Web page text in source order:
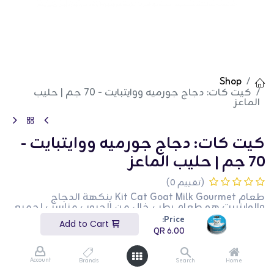
Price:
6.00
Home
Search
Brands
Account
Shop
كيت كات: دجاج جورميه ووايتبايت - 70 جم | حليب
الماعز
كيت كات: دجاج جورميه ووايتبايت -
70 جم | حليب الماعز
(تقييم 0)
طعام Kit Cat Goat Milk Gourmet بنكهة الدجاج
والوايتبيت هو طعام رطب خالٍ من الحبوب مناسب لجميع
مراحل الحياة. غني بالتورين، يدعم صحة العين والرفاهية
العامة. يحتوي على حليب الماعز الذي يوفر خصائص
مضادة للمخاط والالتهابات، مما يجعله مثاليًا للقطط ذات
المعدة الحساسة أو مشاكل الهضم. بالإضافة إلى ذلك،
فإن المحتوى العالي من الفيتامينات والمعادن النزرة
والإنزيمات والأحماض الدهنية في حليب الماعز يعمل